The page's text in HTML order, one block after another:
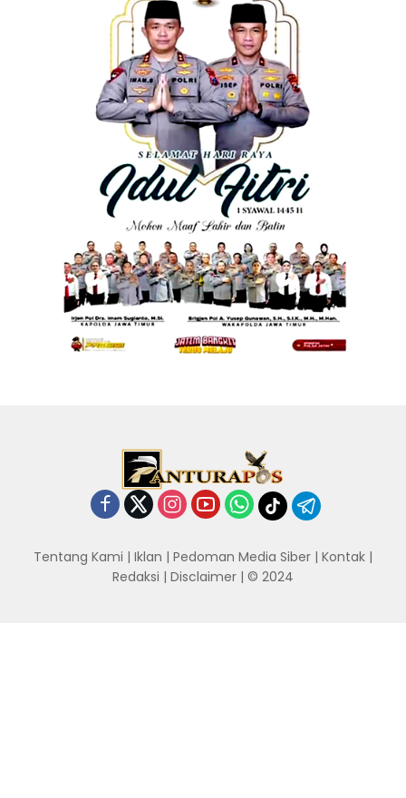
Tentang Kami | Iklan | Pedoman Media Siber | Kontak |
Redaksi | Disclaimer | © 2024